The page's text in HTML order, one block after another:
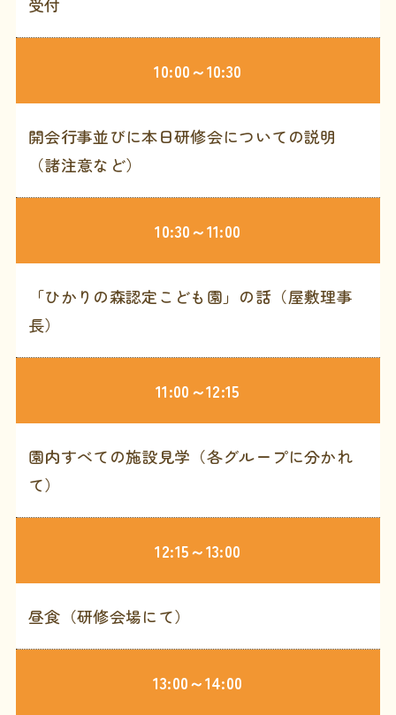
受付
10:00～10:30
開会行事並びに本日研修会についての説明
（諸注意など）
10:30～11:00
「ひかりの森認定こども園」の話（屋敷理事
長）
11:00～12:15
園内すべての施設見学（各グループに分かれ
て）
12:15～13:00
昼食（研修会場にて）
13:00～14:00